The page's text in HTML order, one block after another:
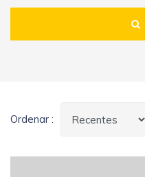
Ordenar :